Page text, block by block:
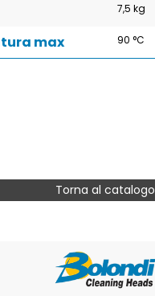
7,5 kg
max 90 °C
Torna al catalogo